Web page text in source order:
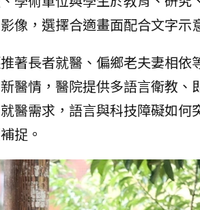
像，選擇合適畫面配合文字示
著長者就醫、偏鄉老夫妻相依
醫情，醫院提供多語言衛教、
醫需求，語言與科技障礙如何
捉。